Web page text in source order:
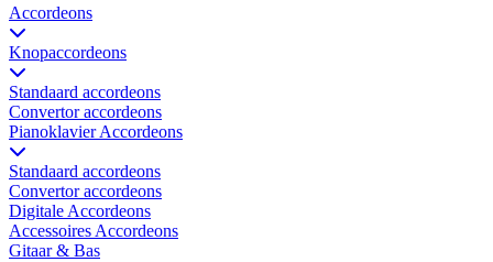
Accordeons
Knopaccordeons
Standaard accordeons
Convertor accordeons
Pianoklavier Accordeons
Standaard accordeons
Convertor accordeons
Digitale Accordeons
Accessoires Accordeons
Gitaar & Bas